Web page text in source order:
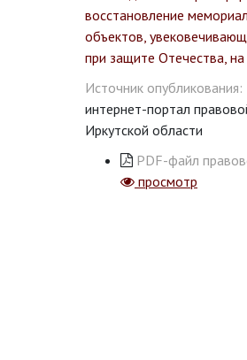
восстановление
объектов,
при защите Отечества,
Источник опубликования:
интернет-портал
Иркутской области
PDF-файл
просмотр